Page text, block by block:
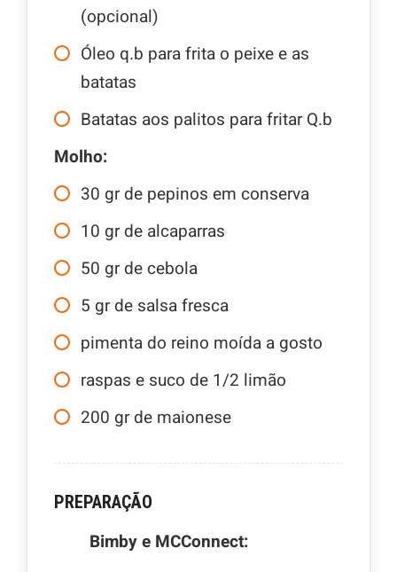
(opcional)
Óleo q.b para frita o peixe e as
batatas
Batatas aos palitos para fritar Q.b
Molho:
30 gr de pepinos em conserva
10 gr de alcaparras
50 gr de cebola
5 gr de salsa fresca
pimenta do reino moída a gosto
raspas e suco de 1/2 limão
200 gr de maionese
PREPARAÇÃO
Bimby e MCConnect: